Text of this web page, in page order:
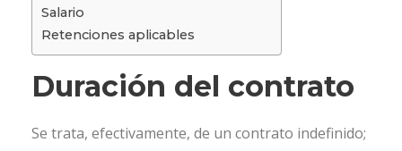
Salario
Retenciones aplicables
Duración del contrato
Se trata, efectivamente, de un contrato indefinido;